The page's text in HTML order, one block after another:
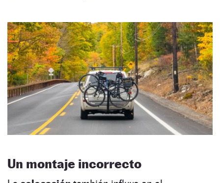
Un montaje incorrecto